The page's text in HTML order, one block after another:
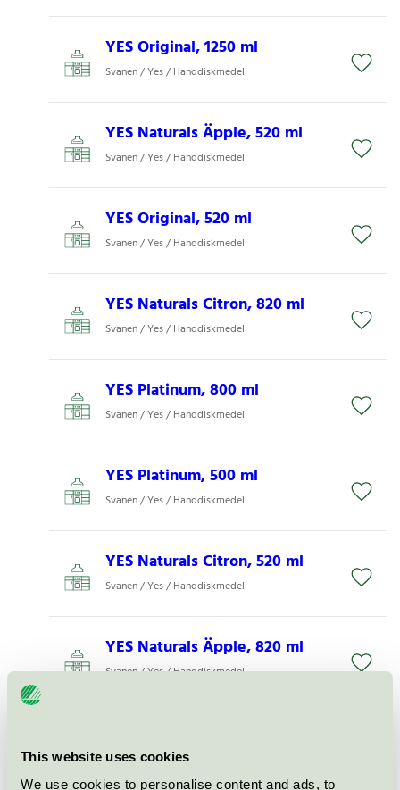
This website uses cookies
We use cookies to personalise content and ads, to
YES Original, 1250 ml
Svanen / Yes / Handdiskmedel
YES Naturals Äpple, 520 ml
Svanen / Yes / Handdiskmedel
YES Original, 520 ml
Svanen / Yes / Handdiskmedel
YES Naturals Citron, 820 ml
Svanen / Yes / Handdiskmedel
YES Platinum, 800 ml
Svanen / Yes / Handdiskmedel
YES Platinum, 500 ml
Svanen / Yes / Handdiskmedel
YES Naturals Citron, 520 ml
Svanen / Yes / Handdiskmedel
YES Naturals Äpple, 820 ml
Svanen / Yes / Handdiskmedel
kapslar
Svanen / Yes / Maskindiskmedel